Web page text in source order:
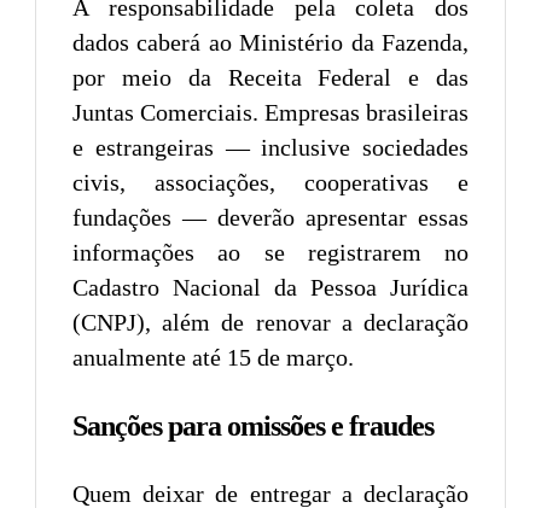
A responsabilidade pela coleta dos
dados caberá ao Ministério da Fazenda,
por meio da Receita Federal e das
Juntas Comerciais. Empresas brasileiras
e estrangeiras — inclusive sociedades
civis, associações, cooperativas e
fundações — deverão apresentar essas
informações ao se registrarem no
Cadastro Nacional da Pessoa Jurídica
(CNPJ), além de renovar a declaração
anualmente até 15 de março.
Sanções para omissões e fraudes
Quem deixar de entregar a declaração